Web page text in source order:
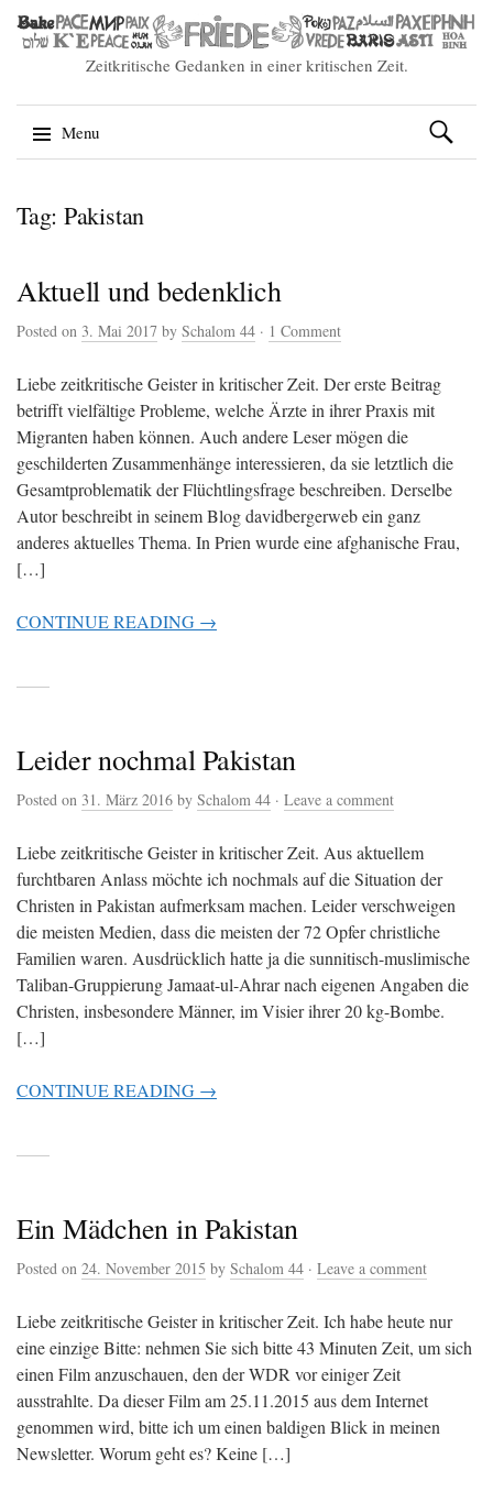
Zeitkritische Gedanken in einer kritischen Zeit.
Menu
to
content
Suchen
nach:
Tag: Pakistan
Aktuell und bedenklich
Posted on 3. Mai 2017 by Schalom 44 · 1 Comment
Liebe zeitkritische Geister in kritischer Zeit. Der erste Beitrag
betrifft vielfältige Probleme, welche Ärzte in ihrer Praxis mit
Migranten haben können. Auch andere Leser mögen die
geschilderten Zusammenhänge interessieren, da sie letztlich die
Gesamtproblematik der Flüchtlingsfrage beschreiben. Derselbe
Autor beschreibt in seinem Blog davidbergerweb ein ganz
anderes aktuelles Thema. In Prien wurde eine afghanische Frau,
[…]
CONTINUE READING →
Leider nochmal Pakistan
Posted on 31. März 2016 by Schalom 44 · Leave a comment
Liebe zeitkritische Geister in kritischer Zeit. Aus aktuellem
furchtbaren Anlass möchte ich nochmals auf die Situation der
Christen in Pakistan aufmerksam machen. Leider verschweigen
die meisten Medien, dass die meisten der 72 Opfer christliche
Familien waren. Ausdrücklich hatte ja die sunnitisch-muslimische
Taliban-Gruppierung Jamaat-ul-Ahrar nach eigenen Angaben die
Christen, insbesondere Männer, im Visier ihrer 20 kg-Bombe.
[…]
CONTINUE READING →
Ein Mädchen in Pakistan
Posted on 24. November 2015 by Schalom 44 · Leave a comment
Liebe zeitkritische Geister in kritischer Zeit. Ich habe heute nur
eine einzige Bitte: nehmen Sie sich bitte 43 Minuten Zeit, um sich
einen Film anzuschauen, den der WDR vor einiger Zeit
ausstrahlte. Da dieser Film am 25.11.2015 aus dem Internet
genommen wird, bitte ich um einen baldigen Blick in meinen
Newsletter. Worum geht es? Keine […]